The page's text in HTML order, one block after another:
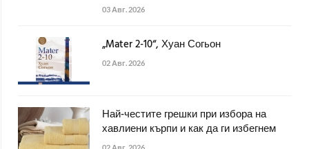
03 Авг. 2026
„Mater 2-10“, Хуан Согьон
02 Авг. 2026
Най-честите грешки при избора на
хавлиени кърпи и как да ги избегнем
02 Авг. 2026